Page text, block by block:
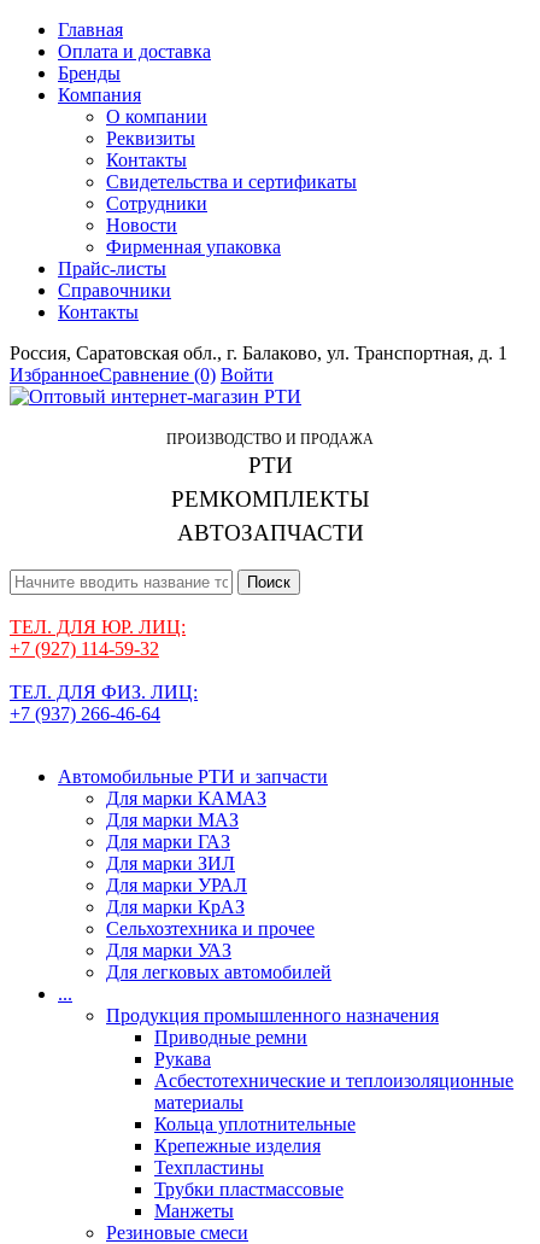
Главная
Оплата и доставка
Бренды
Компания
О компании
Реквизиты
Контакты
Свидетельства и сертификаты
Сотрудники
Новости
Фирменная упаковка
Прайс-листы
Справочники
Контакты
Россия, Саратовская обл., г. Балаково, ул. Транспортная, д. 1
ИзбранноеСравнение (0) Войти
ПРОИЗВОДСТВО И ПРОДАЖА
РТИ
РЕМКОМПЛЕКТЫ
АВТОЗАПЧАСТИ
Поиск
ТЕЛ. ДЛЯ ЮР. ЛИЦ:
+7 (927) 114-59-32
ТЕЛ. ДЛЯ ФИЗ. ЛИЦ:
+7 (937) 266-46-64
Автомобильные РТИ и запчасти
Для марки КАМАЗ
Для марки МАЗ
Для марки ГАЗ
Для марки ЗИЛ
Для марки УРАЛ
Для марки КрАЗ
Сельхозтехника и прочее
Для марки УАЗ
Для легковых автомобилей
...
Продукция промышленного назначения
Приводные ремни
Рукава
Асбестотехнические и теплоизоляционные
материалы
Кольца уплотнительные
Крепежные изделия
Техпластины
Трубки пластмассовые
Манжеты
Резиновые смеси